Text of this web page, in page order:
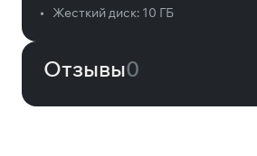
•
Жесткий диск: 10 ГБ
Отзывы0